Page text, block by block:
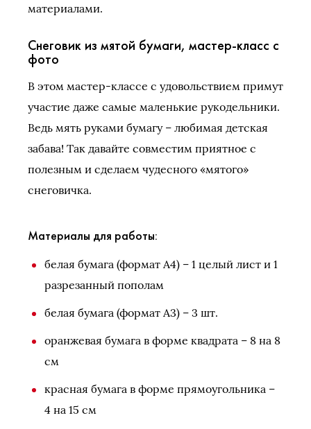
материалами.
Снеговик из мятой бумаги, мастер-класс с
фото
В этом мастер-классе с удовольствием примут
участие даже самые маленькие рукодельники.
Ведь мять руками бумагу – любимая детская
забава! Так давайте совместим приятное с
полезным и сделаем чудесного «мятого»
снеговичка.
Материалы для работы:
белая бумага (формат А4) – 1 целый лист и 1
разрезанный пополам
белая бумага (формат А3) – 3 шт.
оранжевая бумага в форме квадрата – 8 на 8
см
красная бумага в форме прямоугольника –
4 на 15 см